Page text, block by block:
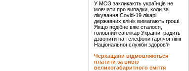
У МОЗ закликають українців не
мовчати про випадки, коли за
лікування Covid-19 лікарі
державних клінік вимагають гроші.
Якщо подібне вже сталося,
головний санлікар України радить
дзвонити на телефони гарячої лінії
Національної служби здоров'я
Черкащани відмовляються
платити за вивіз
великогабаритного сміття